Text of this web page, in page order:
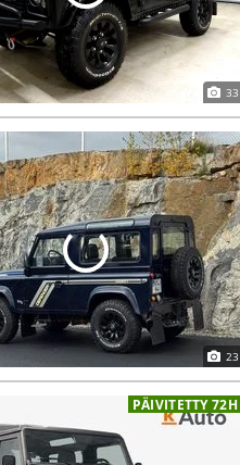
33
23
PÄIVITETTY 72H